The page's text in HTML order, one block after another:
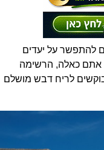
להתפשר על יעדים
אתם כאלה, הרשימה
לריח דבש מושלם